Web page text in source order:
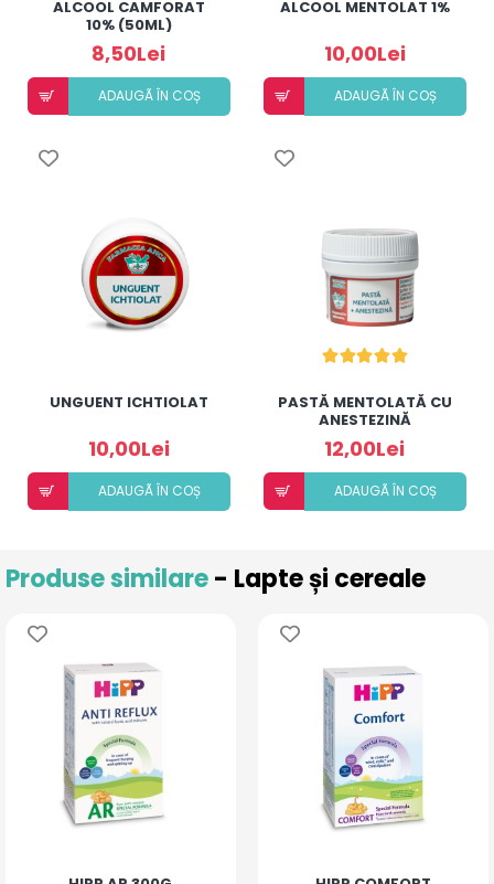
ALCOOL CAMFORAT
10% (50ML)
8,50Lei
ADAUGÃ ÎN COȘ
ALCOOL MENTOLAT 1%
10,00Lei
ADAUGÃ ÎN COȘ
UNGUENT ICHTIOLAT
10,00Lei
ADAUGÃ ÎN COȘ
PASTĂ MENTOLATĂ CU
ANESTEZINĂ
12,00Lei
ADAUGÃ ÎN COȘ
Produse similare- Lapte și cereale